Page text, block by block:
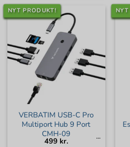
NYT PRODUKT!
VERBATIM USB-C Pro
Multiport Hub 9 Port
CMH-09
499 kr.